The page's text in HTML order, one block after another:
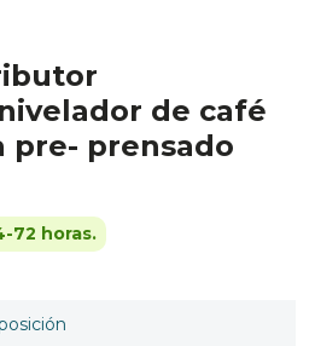
de café
pre- prensado
72 horas.